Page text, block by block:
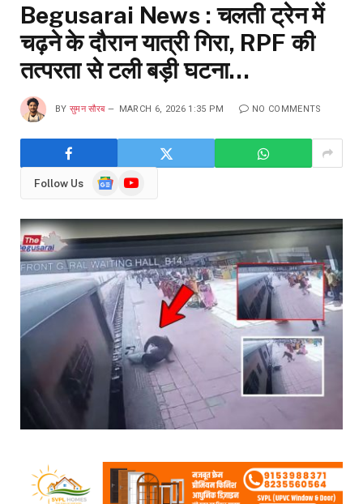
Begusarai News : चलती ट्रेन में
चढ़ने के दौरान यात्री गिरा, RPF की
तत्परता से टली बड़ी घटना…
BY सुमन सौरब MARCH 6, 2026 1:35 PM NO COMMENTS
Follow Us
GoogleYouTube